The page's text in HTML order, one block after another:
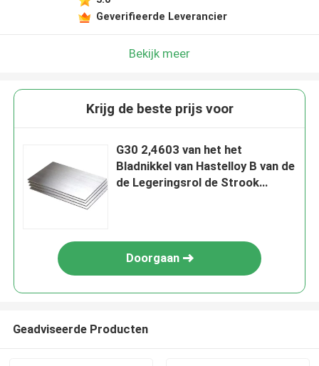
Geverifieerde Leverancier
Bekijk meer
Krijg de beste prijs voor
G30 2,4603 van het het
Bladnikkel van Hastelloy B van de
de Legeringsrol de Strook
Doorgaan
Geadviseerde Producten